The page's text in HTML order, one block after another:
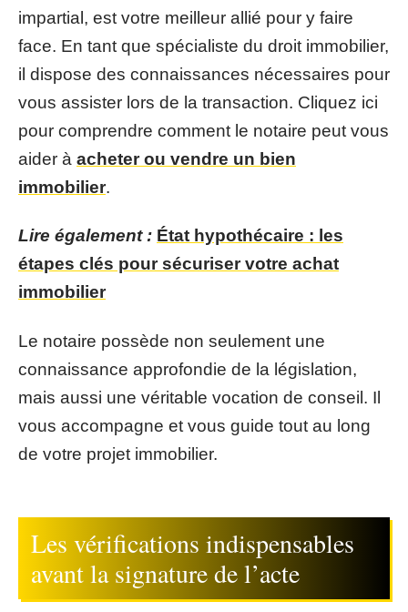
impartial, est votre meilleur allié pour y faire
face. En tant que spécialiste du droit immobilier,
il dispose des connaissances nécessaires pour
vous assister lors de la transaction. Cliquez ici
pour comprendre comment le notaire peut vous
aider à acheter ou vendre un bien
immobilier.
Lire également : État hypothécaire : les
étapes clés pour sécuriser votre achat
immobilier
Le notaire possède non seulement une
connaissance approfondie de la législation,
mais aussi une véritable vocation de conseil. Il
vous accompagne et vous guide tout au long
de votre projet immobilier.
Les vérifications indispensables
avant la signature de l’acte